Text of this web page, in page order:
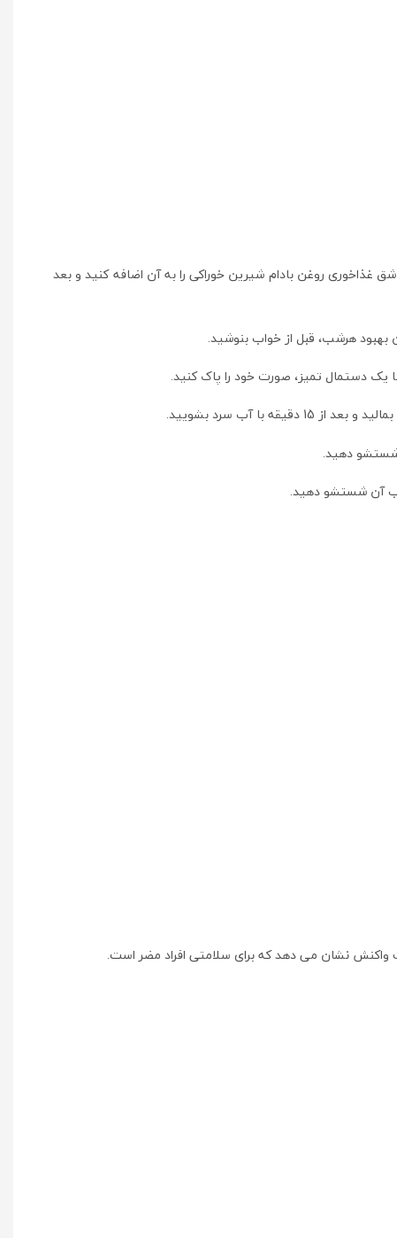
روغن بادام شیرین خوراکی را به آن اضافه کنید و بعد
هرشب، قبل از خواب بنوشید.
یک دستمال تمیز، صورت خود را پاک کنید.
آب سرد بشویید.
آن شستشو دهید.
واکنش نشان می دهد که برای سلامتی افراد مضر است.